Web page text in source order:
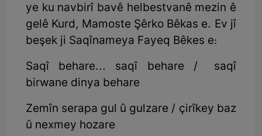
ye ku navbirî bavê helbestvanê mezin ê
gelê Kurd, Mamoste Şêrko Bêkas e. Ev jî
beşek ji Saqînameya Fayeq Bêkes e:
Saqî behare... saqî behare / saqî
birwane dinya behare
Zemîn serapa gul û gulzare / çirîkey baz
û nexmey hozare